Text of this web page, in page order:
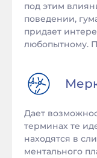
под этим
поведении,
придает
любопытному.
Дает
терминах те
находятся в
ментального